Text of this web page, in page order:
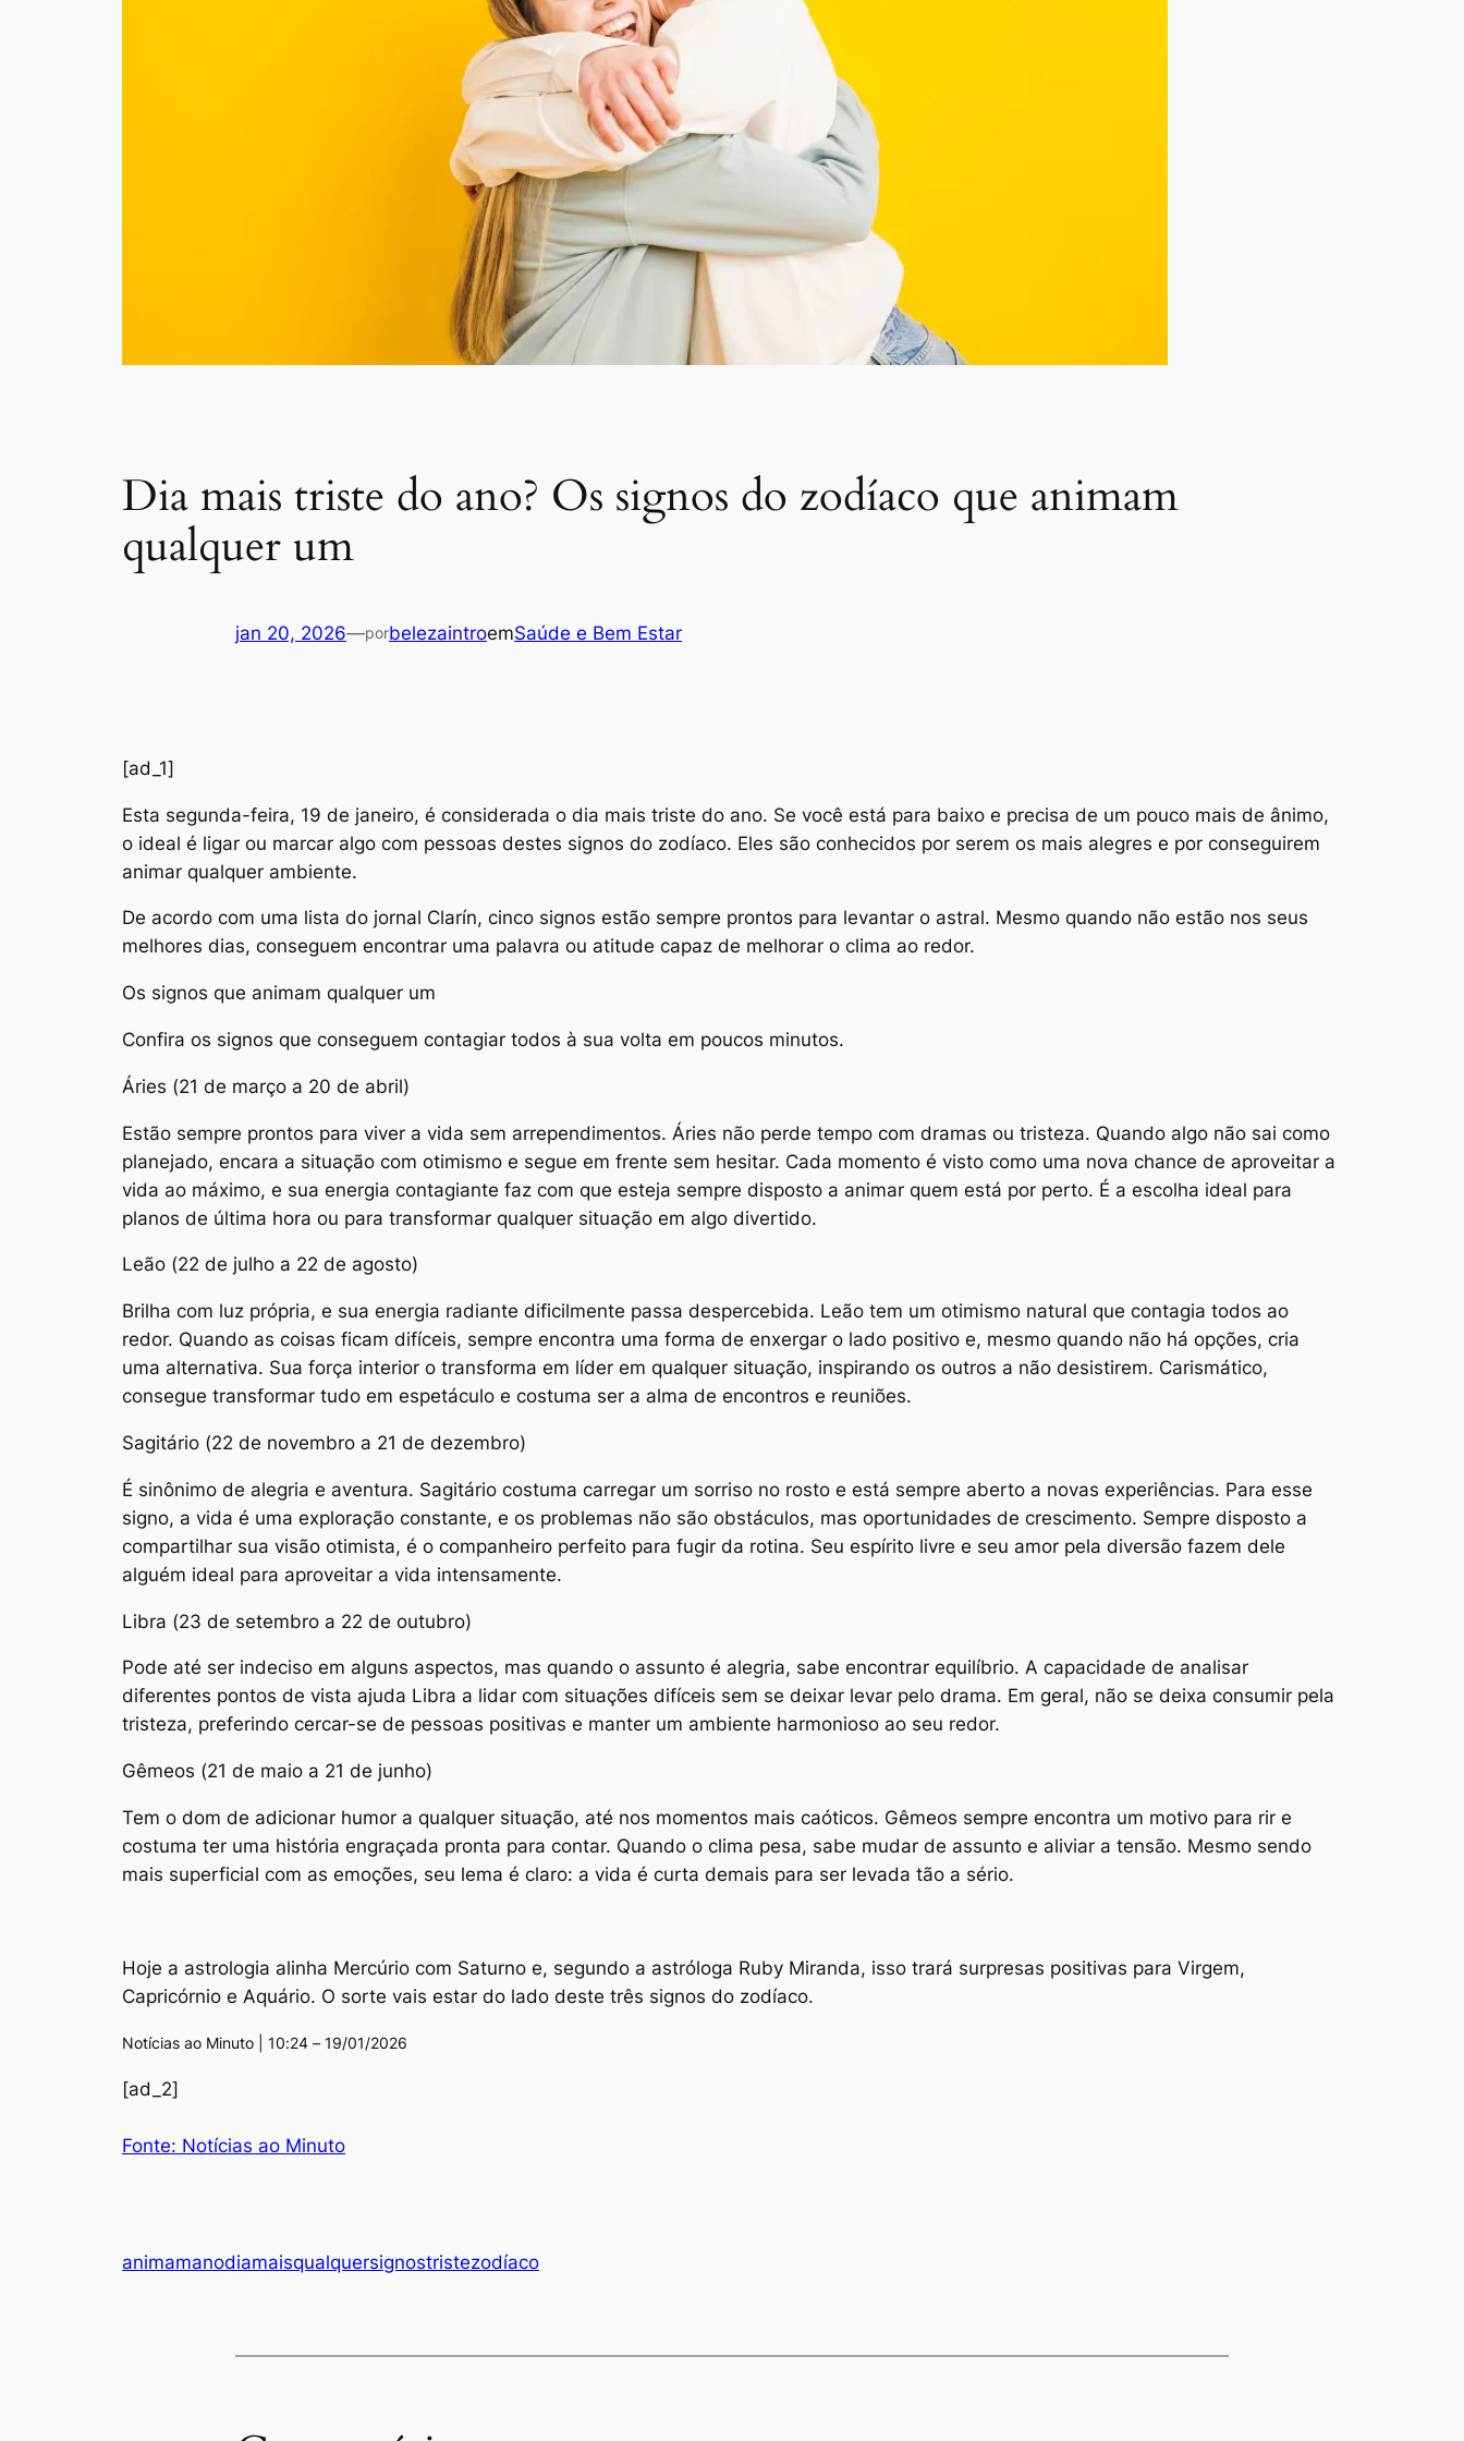
Dia mais triste do ano? Os signos do zodíaco que animam
qualquer um
jan 20, 2026—porbelezaintroemSaúde e Bem Estar
[ad_1]
Esta segunda-feira, 19 de janeiro, é considerada o dia mais triste do ano. Se você está para baixo e precisa de um pouco mais de ânimo,
o ideal é ligar ou marcar algo com pessoas destes signos do zodíaco. Eles são conhecidos por serem os mais alegres e por conseguirem
animar qualquer ambiente.
De acordo com uma lista do jornal Clarín, cinco signos estão sempre prontos para levantar o astral. Mesmo quando não estão nos seus
melhores dias, conseguem encontrar uma palavra ou atitude capaz de melhorar o clima ao redor.
Os signos que animam qualquer um
Confira os signos que conseguem contagiar todos à sua volta em poucos minutos.
Áries (21 de março a 20 de abril)
Estão sempre prontos para viver a vida sem arrependimentos. Áries não perde tempo com dramas ou tristeza. Quando algo não sai como
planejado, encara a situação com otimismo e segue em frente sem hesitar. Cada momento é visto como uma nova chance de aproveitar a
vida ao máximo, e sua energia contagiante faz com que esteja sempre disposto a animar quem está por perto. É a escolha ideal para
planos de última hora ou para transformar qualquer situação em algo divertido.
Leão (22 de julho a 22 de agosto)
Brilha com luz própria, e sua energia radiante dificilmente passa despercebida. Leão tem um otimismo natural que contagia todos ao
redor. Quando as coisas ficam difíceis, sempre encontra uma forma de enxergar o lado positivo e, mesmo quando não há opções, cria
uma alternativa. Sua força interior o transforma em líder em qualquer situação, inspirando os outros a não desistirem. Carismático,
consegue transformar tudo em espetáculo e costuma ser a alma de encontros e reuniões.
Sagitário (22 de novembro a 21 de dezembro)
É sinônimo de alegria e aventura. Sagitário costuma carregar um sorriso no rosto e está sempre aberto a novas experiências. Para esse
signo, a vida é uma exploração constante, e os problemas não são obstáculos, mas oportunidades de crescimento. Sempre disposto a
compartilhar sua visão otimista, é o companheiro perfeito para fugir da rotina. Seu espírito livre e seu amor pela diversão fazem dele
alguém ideal para aproveitar a vida intensamente.
Libra (23 de setembro a 22 de outubro)
Pode até ser indeciso em alguns aspectos, mas quando o assunto é alegria, sabe encontrar equilíbrio. A capacidade de analisar
diferentes pontos de vista ajuda Libra a lidar com situações difíceis sem se deixar levar pelo drama. Em geral, não se deixa consumir pela
tristeza, preferindo cercar-se de pessoas positivas e manter um ambiente harmonioso ao seu redor.
Gêmeos (21 de maio a 21 de junho)
Tem o dom de adicionar humor a qualquer situação, até nos momentos mais caóticos. Gêmeos sempre encontra um motivo para rir e
costuma ter uma história engraçada pronta para contar. Quando o clima pesa, sabe mudar de assunto e aliviar a tensão. Mesmo sendo
mais superficial com as emoções, seu lema é claro: a vida é curta demais para ser levada tão a sério.
Hoje a astrologia alinha Mercúrio com Saturno e, segundo a astróloga Ruby Miranda, isso trará surpresas positivas para Virgem,
Capricórnio e Aquário. O sorte vais estar do lado deste três signos do zodíaco.
Notícias ao Minuto | 10:24 – 19/01/2026
[ad_2]
Fonte: Notícias ao Minuto
animamanodiamaisqualquersignostristezodíaco